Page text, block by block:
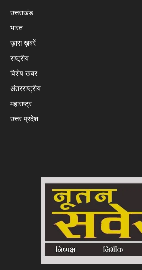
उत्तराखंड
भारत
ख़ास ख़बरें
राष्ट्रीय
विशेष खबर
अंतरराष्ट्रीय
महाराष्ट्र
उत्तर प्रदेश